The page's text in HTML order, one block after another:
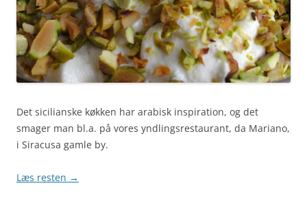
Det sicilianske køkken har arabisk inspiration, og det
smager man bl.a. på vores yndlingsrestaurant, da Mariano,
i Siracusa gamle by.
Læs resten →